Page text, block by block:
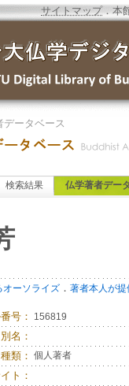
サイトマップ．本
データベース
検索結果 仏学著者デー
オーソライズ ． 著者本人が提
号： 156819
別名：
種類： 個人著者
ト：